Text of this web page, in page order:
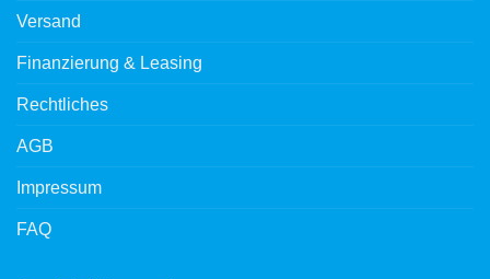
Versand
Finanzierung & Leasing
Rechtliches
AGB
Impressum
FAQ